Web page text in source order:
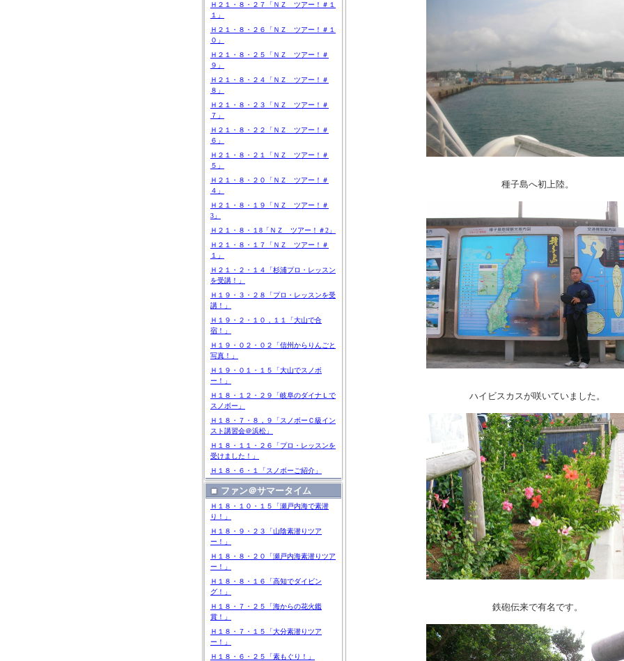
Ｈ２１・８・２７「ＮＺ ツアー！＃１
１」
Ｈ２１・８・２６「ＮＺ ツアー！＃１
０」
Ｈ２１・８・２５「ＮＺ ツアー！＃
９」
Ｈ２１・８・２４「ＮＺ ツアー！＃
８」
Ｈ２１・８・２３「ＮＺ ツアー！＃
７」
Ｈ２１・８・２２「ＮＺ ツアー！＃
６」
Ｈ２１・８・２１「ＮＺ ツアー！＃
５」
Ｈ２１・８・２０「ＮＺ ツアー！＃
４」
Ｈ２１・８・１９「ＮＺ ツアー！＃
3」
Ｈ２１・８・１8「ＮＺ ツアー！＃2」
Ｈ２１・８・１７「ＮＺ ツアー！＃
１」
Ｈ２１・２・１４「杉浦プロ・レッスン
を受講！」
Ｈ１９・３・２８「プロ・レッスンを受
講！」
Ｈ１９・２・１０，１１「大山で合
宿！」
Ｈ１９・０２・０２「信州からりんごと
写真！」
Ｈ１９・０１・１５「大山でスノボ
ー！」
Ｈ１８・１２・２９「岐阜のダイナＬで
スノボー」
Ｈ１８・７・８，９「スノボーＣ級イン
スト講習会＠浜松」
Ｈ１８・１１・２６「プロ・レッスンを
受けました！」
Ｈ１８・６・１「スノボーご紹介」
ファン＠サマータイム
Ｈ１８・１０・１５「瀬戸内海で素潜
り！」
Ｈ１８・９・２３「山陰素潜りツア
ー！」
Ｈ１８・８・２０「瀬戸内海素潜りツア
ー！」
Ｈ１８・８・１６「高知でダイビン
グ！」
Ｈ１８・７・２５「海からの花火鑑
賞！」
Ｈ１８・７・１５「大分素潜りツア
ー！」
Ｈ１８・６・２５「素もぐり！」
種子島へ初上陸。
ハイビスカスが咲いていました。
鉄砲伝来で有名です。